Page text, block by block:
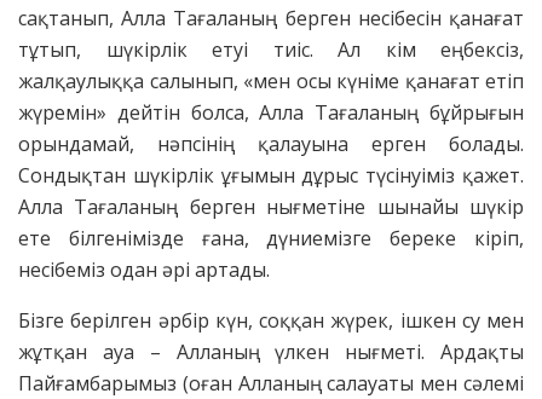
сақтанып, Алла Тағаланың берген несібесін қанағат
тұтып, шүкірлік етуі тиіс. Ал кім еңбексіз,
жалқаулыққа салынып, «мен осы күніме қанағат етіп
жүремін» дейтін болса, Алла Тағаланың бұйрығын
орындамай, нәпсінің қалауына ерген болады.
Сондықтан шүкірлік ұғымын дұрыс түсінуіміз қажет.
Алла Тағаланың берген нығметіне шынайы шүкір
ете білгенімізде ғана, дүниемізге береке кіріп,
несібеміз одан әрі артады.
Бізге берілген әрбір күн, соққан жүрек, ішкен су мен
жұтқан ауа – Алланың үлкен нығметі. Ардақты
Пайғамбарымыз (оған Алланың салауаты мен сәлемі